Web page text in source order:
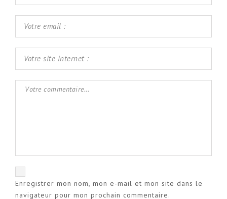
Enregistrer mon nom, mon e-mail et mon site dans le
navigateur pour mon prochain commentaire.